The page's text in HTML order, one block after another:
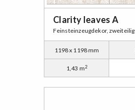
Clarity leaves A
Feinsteinzeugdekor, zweiteilig
1198 x 1198 mm
1,43 m2